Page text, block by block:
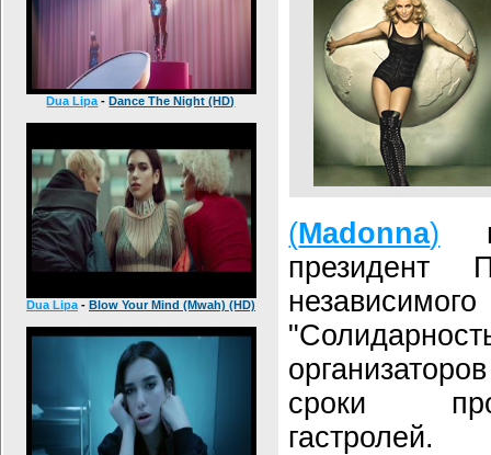
Dua Lipa -Dance The Night (HD)
Dua Lipa - Blow Your Mind (Mwah) (HD)
(Madonna) в
президент
сроки
гастролей.